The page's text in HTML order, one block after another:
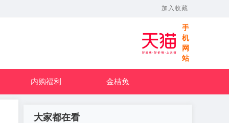
加入收藏
手
机
网
站
内购福利 金桔兔
大家都在看